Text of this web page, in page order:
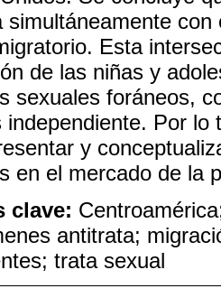
simultáneamente
Esta
de las niñas y
sexuales foráneos,
independiente. Por
y
en el mercado de la
clave:
antitrata;
trata sexual